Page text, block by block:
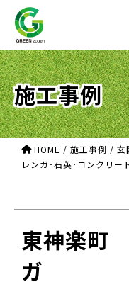
施工事例
HOME / 施工事例 / 玄
レンガ･石英･コンクリー
東神楽町
ガ